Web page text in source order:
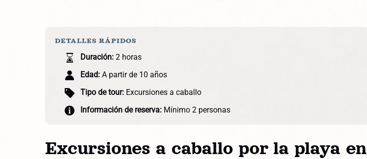
DETALLES RÁPIDOS
Duración: 2 horas
Edad: A partir de 10 años
Tipo de tour: Excursiones a caballo
Información de reserva: Mínimo 2 personas
Excursiones a caballo por la playa en